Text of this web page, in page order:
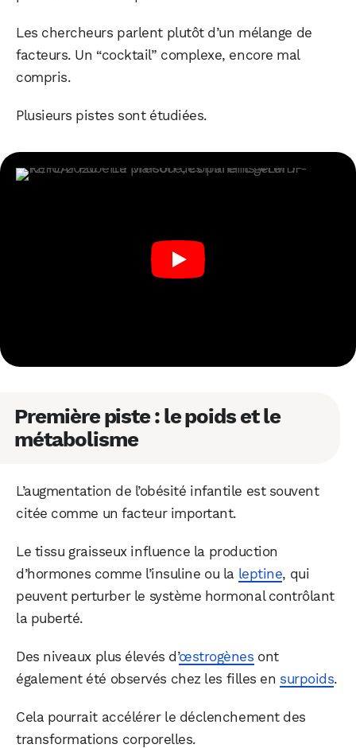
Les chercheurs parlent plutôt d’un mélange de
facteurs. Un “cocktail” complexe, encore mal
compris.
Plusieurs pistes sont étudiées.
Première piste : le poids et le
métabolisme
L’augmentation de l’obésité infantile est souvent
citée comme un facteur important.
Le tissu graisseux influence la production
d’hormones comme l’insuline ou la leptine, qui
peuvent perturber le système hormonal contrôlant
la puberté.
Des niveaux plus élevés d’œstrogènes ont
également été observés chez les filles en surpoids.
Cela pourrait accélérer le déclenchement des
transformations corporelles.